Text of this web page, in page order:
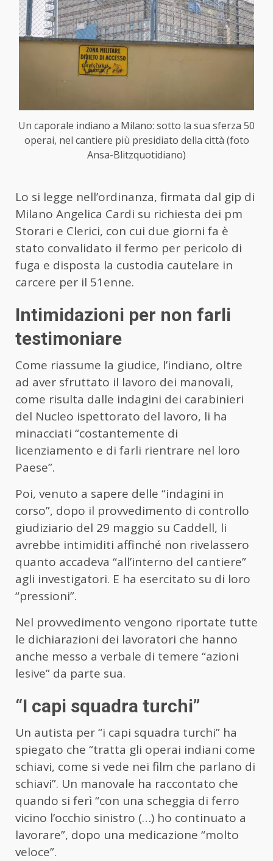
Un caporale indiano a Milano: sotto la sua sferza 50
operai, nel cantiere più presidiato della città (foto
Ansa-Blitzquotidiano)
Lo si legge nell’ordinanza, firmata dal gip di
Milano Angelica Cardi su richiesta dei pm
Storari e Clerici, con cui due giorni fa è
stato convalidato il fermo per pericolo di
fuga e disposta la custodia cautelare in
carcere per il 51enne.
Intimidazioni per non farli
testimoniare
Come riassume la giudice, l’indiano, oltre
ad aver sfruttato il lavoro dei manovali,
come risulta dalle indagini dei carabinieri
del Nucleo ispettorato del lavoro, li ha
minacciati “costantemente di
licenziamento e di farli rientrare nel loro
Paese”.
Poi, venuto a sapere delle “indagini in
corso”, dopo il provvedimento di controllo
giudiziario del 29 maggio su Caddell, li
avrebbe intimiditi affinché non rivelassero
quanto accadeva “all’interno del cantiere”
agli investigatori. E ha esercitato su di loro
“pressioni”.
Nel provvedimento vengono riportate tutte
le dichiarazioni dei lavoratori che hanno
anche messo a verbale di temere “azioni
lesive” da parte sua.
“I capi squadra turchi”
Un autista per “i capi squadra turchi” ha
spiegato che “tratta gli operai indiani come
schiavi, come si vede nei film che parlano di
schiavi”. Un manovale ha raccontato che
quando si ferì “con una scheggia di ferro
vicino l’occhio sinistro (…) ho continuato a
lavorare”, dopo una medicazione “molto
veloce”.